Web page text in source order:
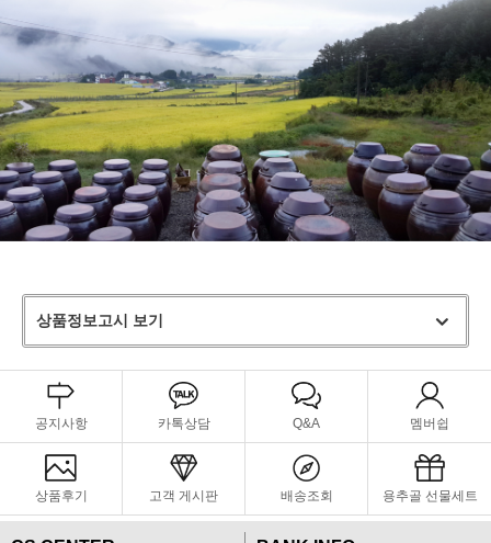
상품정보고시 보기
공지사항 카톡상담 Q&A 멤버쉽
상품후기 고객 게시판 배송조회 용추골 선물세트